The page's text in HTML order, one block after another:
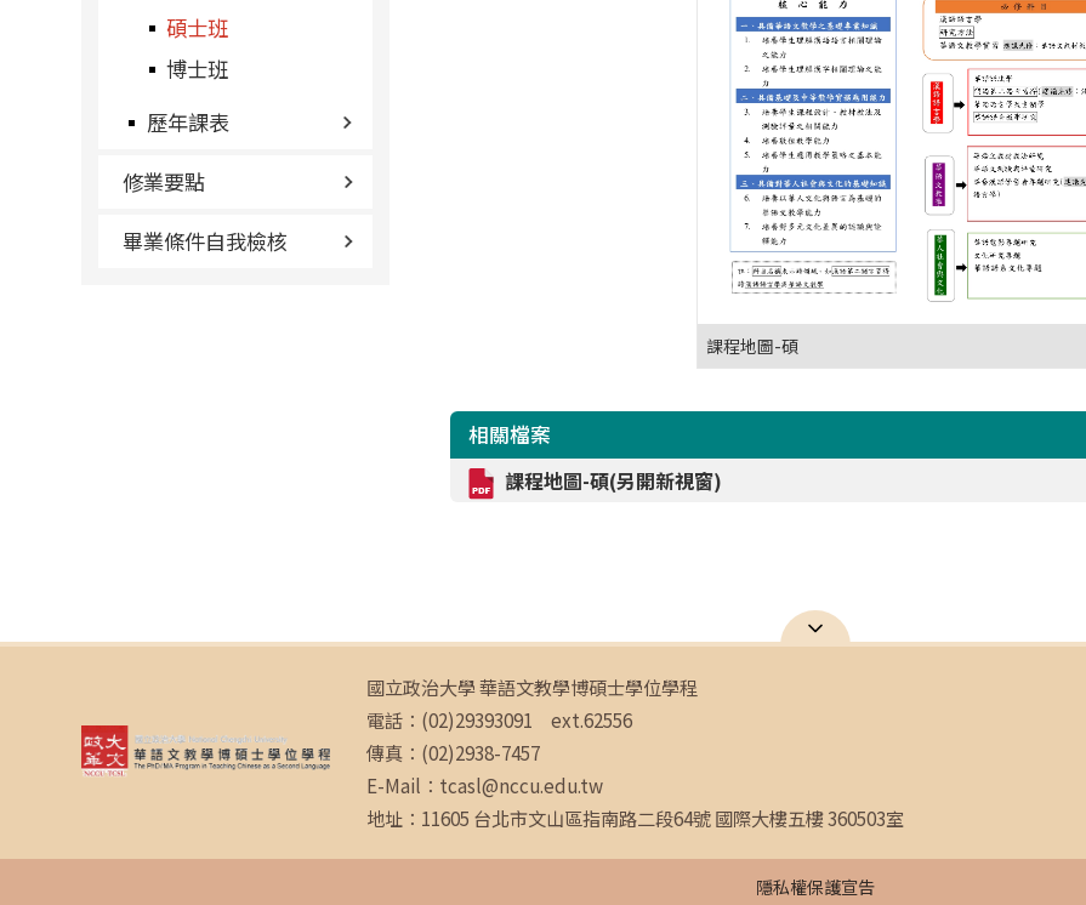
碩士班
博士班
歷年課表
修業要點
畢業條件自我檢核
課程地圖-碩
相關檔案
課程地圖-碩(另開新視窗)
國立政治大學 華語文教學博碩士學位學程
電話：(02)29393091 ext.62556
傳真：(02)2938-7457
E-Mail：tcasl@nccu.edu.tw
地址：11605 台北市文山區指南路二段64號 國際大樓五樓 360503室
隱私權保護宣告